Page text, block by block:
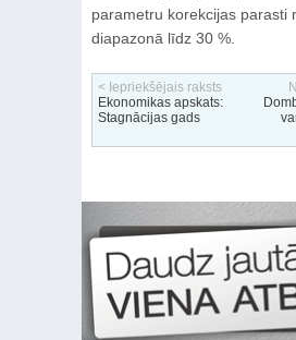
parametru korekcijas parasti
diapazonā līdz 30 %.
< Iepriekšējais raksts
Ekonomikas apskats:
Stagnācijas gads